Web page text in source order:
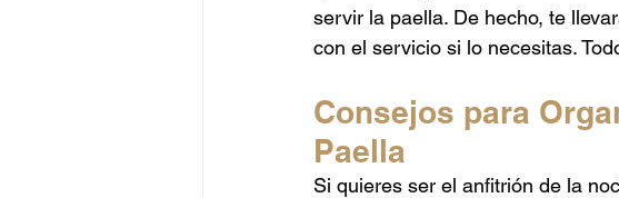
servir la paella. De hecho, te
con el servicio si lo necesitas.
Consejos para
Paella
Si quieres ser el anfitrión de la